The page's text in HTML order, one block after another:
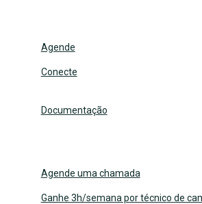
Agende
Conecte
Documentação
Agende uma chamada
Ganhe 3h/semana por técnico de